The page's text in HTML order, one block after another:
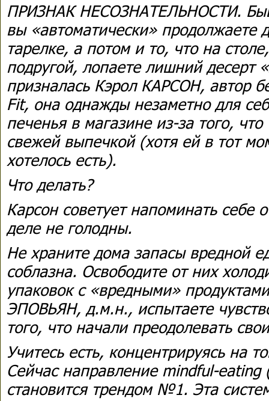
ПРИЗНАК НЕСОЗНАТЕЛЬНОСТИ.
вы «автоматически» продолжаете
тарелке, а потом и то, что на
подругой, лопаете лишний десерт
призналась Кэрол КАРСОН, автор
Fit, она однажды незаметно для
печенья в магазине из-за того,
свежей выпечкой (хотя ей в тот
хотелось есть).
Что делать?
Карсон советует напоминать себе
деле не голодны.
Не храните дома запасы вредной
соблазна. Освободите от них
упаковок с «вредными»
ЭПОВЬЯН, д.м.н., испытаете
того, что начали преодолевать
Учитесь есть, концентрируясь на
Сейчас направление mindful-eating
становится трендом №1. Эта